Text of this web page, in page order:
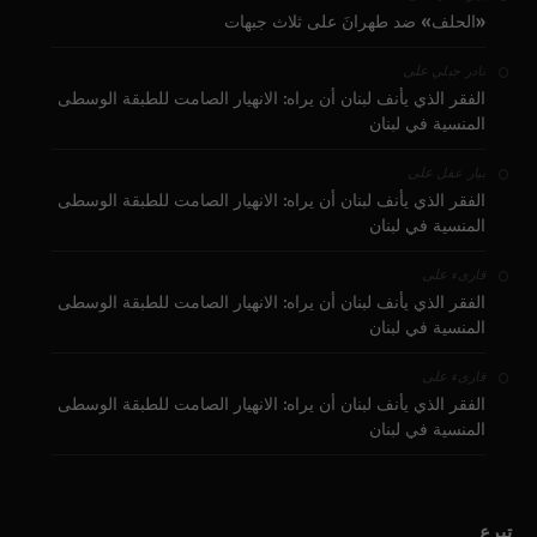
«الحلف» ضد طهرانَ على ثلاث جبهات
نادر جبلي على
الفقر الذي يأنف لبنان أن يراه: الانهيار الصامت للطبقة الوسطى
المنسية في لبنان
بيار عقل على
الفقر الذي يأنف لبنان أن يراه: الانهيار الصامت للطبقة الوسطى
المنسية في لبنان
قارىء على
الفقر الذي يأنف لبنان أن يراه: الانهيار الصامت للطبقة الوسطى
المنسية في لبنان
قارىء على
الفقر الذي يأنف لبنان أن يراه: الانهيار الصامت للطبقة الوسطى
المنسية في لبنان
تبرع